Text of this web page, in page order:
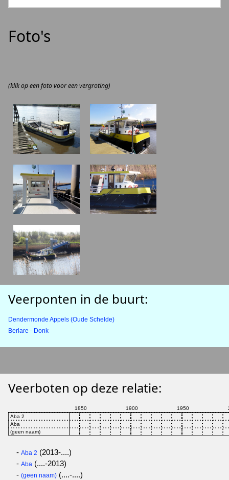
Foto's
(klik op een foto voor een vergroting)
Veerponten in de buurt:
Dendermonde Appels (Oude Schelde)
Berlare - Donk
Veerboten op deze relatie:
- Aba 2 (2013-....)
- Aba (....-2013)
- (geen naam) (....-....)